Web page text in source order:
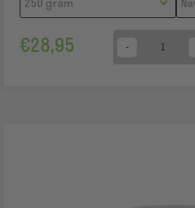
€28,95 Quantity